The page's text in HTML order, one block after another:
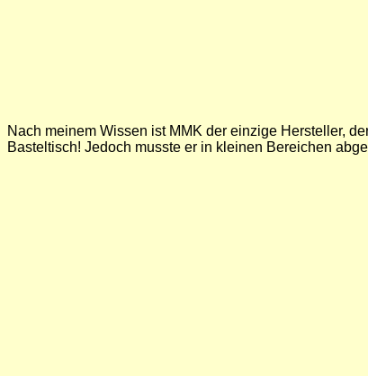
Nach meinem Wissen ist MMK der einzige Hersteller,
Basteltisch! Jedoch musste er in kleinen Bereichen